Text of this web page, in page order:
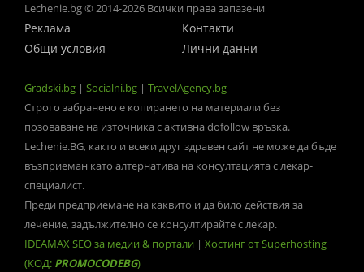
Lechenie.bg © 2014-2026 Всички права запазени
Реклама
Контакти
Общи условия
Лични данни
Gradski.bg | Socialni.bg | TravelAgency.bg
Строго забранено е копирането на материали без
позоваване на източника с активна dofollow връзка.
Lechenie.BG, както и всеки друг здравен сайт не може да бъде
възприеман като алтернатива на консултацията с лекар-
специалист.
Преди предприемане на каквито и да било действия за
лечение, задължително се консултирайте с лекар.
IDEAMAX SEO за медии & портали | Хостинг от Superhosting
(КОД: PROMOCODEBG)